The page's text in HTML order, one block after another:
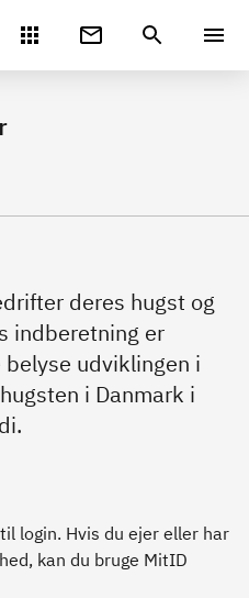
deres hugst og
indberetning er
udviklingen i
i Danmark i
login. Hvis du ejer eller har
kan du bruge MitID